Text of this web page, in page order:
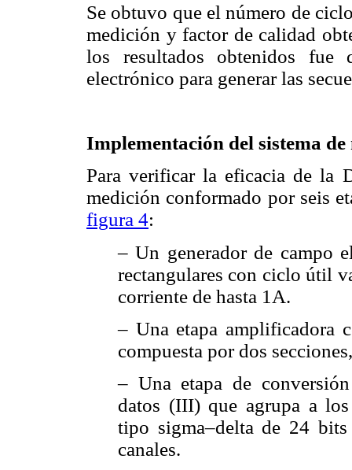
Se obtuvo que el número de
medición y factor de calidad
los resultados obtenidos fue
electrónico para generar las
Implementación del sistema
Para verificar la eficacia de la
medición conformado por seis
figura 4:
– Un generador de campo
rectangulares con ciclo útil
corriente de hasta 1A.
– Una etapa amplificadora
compuesta por dos
– Una etapa de
datos (III) que agrupa a
tipo sigma–delta de 24
canales.